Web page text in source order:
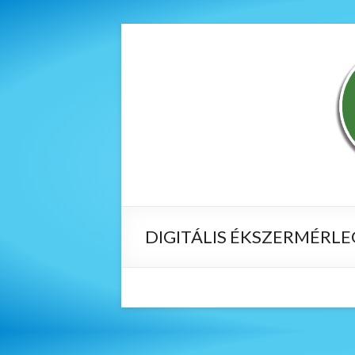
DIGITÁLIS